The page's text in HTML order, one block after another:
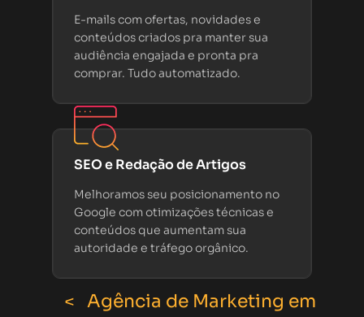
E-mails com ofertas, novidades e
conteúdos criados pra manter sua
audiência engajada e pronta pra
comprar. Tudo automatizado.
SEO e Redação de Artigos
Melhoramos seu posicionamento no
Google com otimizações técnicas e
conteúdos que aumentam sua
autoridade e tráfego orgânico.
< Agência de Marketing em